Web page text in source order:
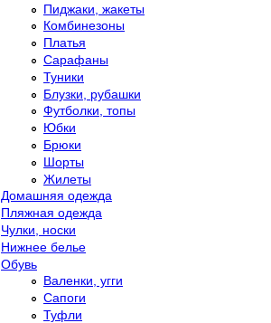
Пиджаки, жакеты
Комбинезоны
Платья
Сарафаны
Туники
Блузки, рубашки
Футболки, топы
Юбки
Брюки
Шорты
Жилеты
Домашняя одежда
Пляжная одежда
Чулки, носки
Нижнее белье
Обувь
Валенки, угги
Сапоги
Туфли